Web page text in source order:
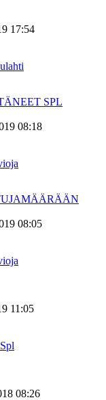
17:54
SPL
08:18
08:05
11:05
08:26